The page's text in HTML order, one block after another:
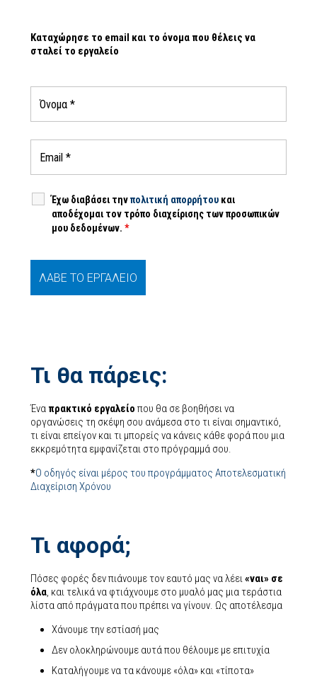
Καταχώρησε το email και το όνομα που θέλεις να
σταλεί το εργαλείο
Έχω διαβάσει τηνπολιτική απορρήτου και
αποδέχομαι τον τρόπο διαχείρισης των προσωπικών
μου δεδομένων. *
Τι θα πάρεις:
Ένα πρακτικό εργαλείο που θα σε βοηθήσει να
οργανώσεις τη σκέψη σου ανάμεσα στο τι είναι σημαντικό,
τι είναι επείγον και τι μπορείς να κάνεις κάθε φορά που μια
εκκρεμότητα εμφανίζεται στο πρόγραμμά σου.
*Ο οδηγός είναι μέρος του προγράμματος Αποτελεσματική
Διαχείριση Χρόνου
Τι αφορά;
Πόσες φορές δεν πιάνουμε τον εαυτό μας να λέει«ναι» σε
όλα, και τελικά να φτιάχνουμε στο μυαλό μας μια τεράστια
λίστα από πράγματα που πρέπει να γίνουν. Ως αποτέλεσμα
Χάνουμε την εστίασή μας
Δεν ολοκληρώνουμε αυτά που θέλουμε με επιτυχία
Καταλήγουμε να τα κάνουμε «όλα» και «τίποτα»